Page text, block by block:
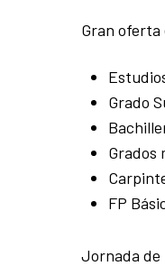
Gran
Grado
Grados
FP
Jornada de